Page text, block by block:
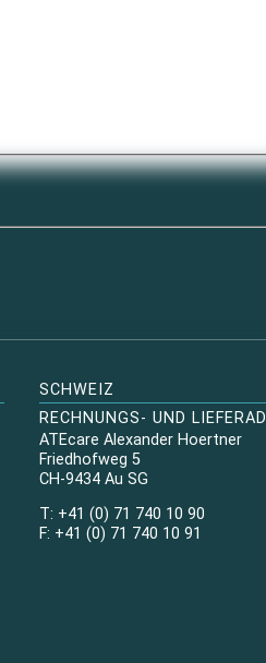
SCHWEIZ
RECHNUNGS- UND
ATEcare Alexander Hoertner
Friedhofweg 5
CH-9434 Au SG
T: +41 (0) 71 740 10 90
F: +41 (0) 71 740 10 91